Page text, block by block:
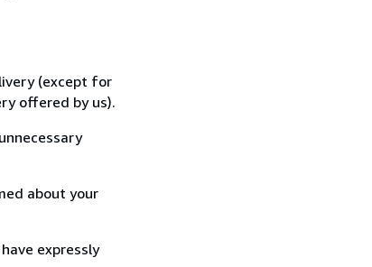
(except for
offered by us).
about your
expressly